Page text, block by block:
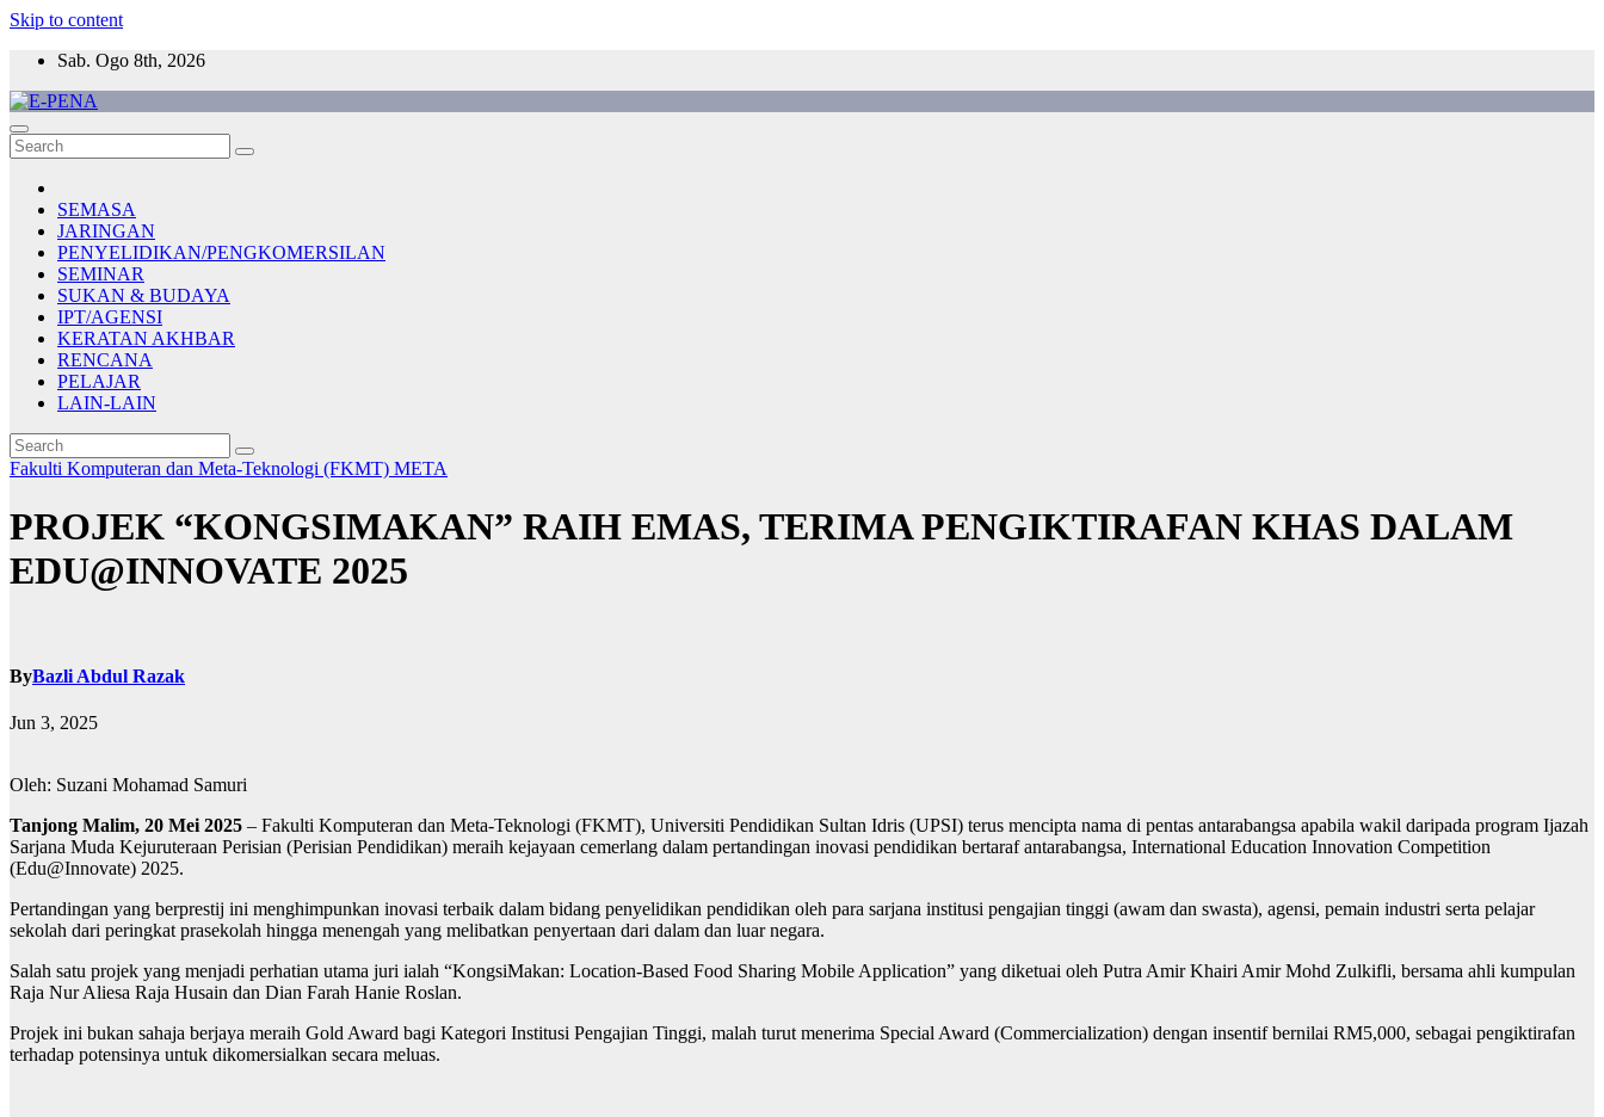
Skip to content
Sab. Ogo 8th, 2026
E-PENA
Berita Digital Terkini
SEMASA
JARINGAN
PENYELIDIKAN/PENGKOMERSILAN
SEMINAR
SUKAN & BUDAYA
IPT/AGENSI
KERATAN AKHBAR
RENCANA
PELAJAR
LAIN-LAIN
Fakulti Komputeran dan Meta-Teknologi (FKMT) META
PROJEK “KONGSIMAKAN” RAIH EMAS, TERIMA PENGIKTIRAFAN KHAS DALAM
EDU@INNOVATE 2025
ByBazli Abdul Razak
Jun 3, 2025
Oleh: Suzani Mohamad Samuri
Tanjong Malim, 20 Mei 2025 – Fakulti Komputeran dan Meta-Teknologi (FKMT), Universiti Pendidikan Sultan Idris (UPSI) terus mencipta nama di pentas antarabangsa apabila wakil daripada program Ijazah
Sarjana Muda Kejuruteraan Perisian (Perisian Pendidikan) meraih kejayaan cemerlang dalam pertandingan inovasi pendidikan bertaraf antarabangsa, International Education Innovation Competition
(Edu@Innovate) 2025.
Pertandingan yang berprestij ini menghimpunkan inovasi terbaik dalam bidang penyelidikan pendidikan oleh para sarjana institusi pengajian tinggi (awam dan swasta), agensi, pemain industri serta pelajar
sekolah dari peringkat prasekolah hingga menengah yang melibatkan penyertaan dari dalam dan luar negara.
Salah satu projek yang menjadi perhatian utama juri ialah “KongsiMakan: Location-Based Food Sharing Mobile Application” yang diketuai oleh Putra Amir Khairi Amir Mohd Zulkifli, bersama ahli kumpulan
Raja Nur Aliesa Raja Husain dan Dian Farah Hanie Roslan.
Projek ini bukan sahaja berjaya meraih Gold Award bagi Kategori Institusi Pengajian Tinggi, malah turut menerima Special Award (Commercialization) dengan insentif bernilai RM5,000, sebagai pengiktirafan
terhadap potensinya untuk dikomersialkan secara meluas.